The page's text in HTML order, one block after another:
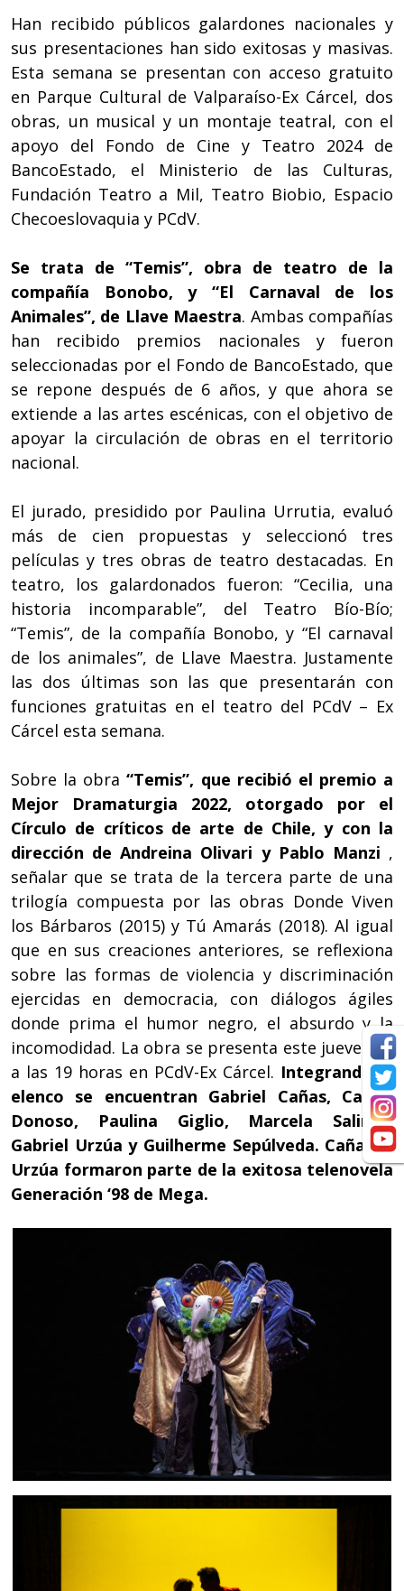
Han recibido públicos galardones nacionales y
sus presentaciones han sido exitosas y masivas.
Esta semana se presentan con acceso gratuito
en Parque Cultural de Valparaíso-Ex Cárcel, dos
obras, un musical y un montaje teatral, con el
apoyo del Fondo de Cine y Teatro 2024 de
BancoEstado, el Ministerio de las Culturas,
Fundación Teatro a Mil, Teatro Biobio, Espacio
Checoeslovaquia y PCdV.
Se trata de “Temis”, obra de teatro de la
compañía Bonobo, y “El Carnaval de los
Animales”, de Llave Maestra. Ambas compañías
han recibido premios nacionales y fueron
seleccionadas por el Fondo de BancoEstado, que
se repone después de 6 años, y que ahora se
extiende a las artes escénicas, con el objetivo de
apoyar la circulación de obras en el territorio
nacional.
El jurado, presidido por Paulina Urrutia, evaluó
más de cien propuestas y seleccionó tres
películas y tres obras de teatro destacadas. En
teatro, los galardonados fueron: “Cecilia, una
historia incomparable”, del Teatro Bío-Bío;
“Temis”, de la compañía Bonobo, y “El carnaval
de los animales”, de Llave Maestra. Justamente
las dos últimas son las que presentarán con
funciones gratuitas en el teatro del PCdV – Ex
Cárcel esta semana.
Sobre la obra“Temis”, que recibió el premio a
Mejor Dramaturgia 2022, otorgado por el
Círculo de críticos de arte de Chile, y con la
dirección de Andreina Olivari y Pablo Manzi ,
señalar que se trata de la tercera parte de una
trilogía compuesta por las obras Donde Viven
los Bárbaros (2015) y Tú Amarás (2018). Al igual
que en sus creaciones anteriores, se reflexiona
sobre las formas de violencia y discriminación
ejercidas en democracia, con diálogos ágiles
donde prima el humor negro, el absurdo y la
incomodidad. La obra se presenta este jueves 10
a las 19 horas en PCdV-Ex Cárcel. Integrando el
elenco se encuentran Gabriel Cañas, Carlos
Donoso, Paulina Giglio, Marcela Salinas,
Gabriel Urzúa y Guilherme Sepúlveda. Cañas y
Urzúa formaron parte de la exitosa telenovela
Generación ‘98 de Mega.